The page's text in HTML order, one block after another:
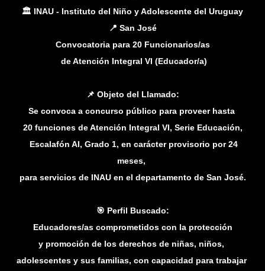
🏛️ INAU - Instituto del Niño y Adolescente del Uruguay
📍 San José
Convocatoria para 20 Funcionarios/as
de Atención Integral VI (Educador/a)
📌 Objeto del Llamado:
Se convoca a concurso público para proveer hasta
20 funciones de Atención Integral VI, Serie Educación,
Escalafón AI, Grado 1, en carácter provisorio por 24
meses,
para servicios de INAU en el departamento de San José.
🎯 Perfil Buscado:
Educadores/as comprometidos con la protección
y promoción de los derechos de niñas, niños,
adolescentes y sus familias, con capacidad para trabajar